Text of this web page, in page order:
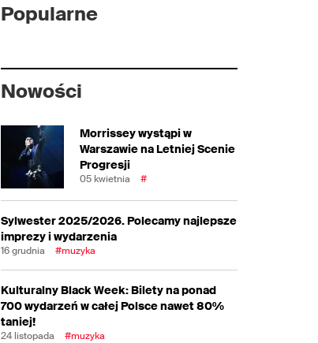
Popularne
Nowości
Morrissey wystąpi w
Warszawie na Letniej Scenie
Progresji
05 kwietnia #
Sylwester 2025/2026. Polecamy najlepsze
imprezy i wydarzenia
16 grudnia #muzyka
Kulturalny Black Week: Bilety na ponad
700 wydarzeń w całej Polsce nawet 80%
taniej!
24 listopada #muzyka